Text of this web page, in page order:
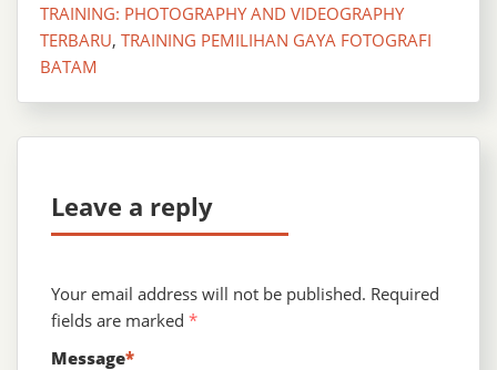
TRAINING: PHOTOGRAPHY AND VIDEOGRAPHY
TERBARU, TRAINING PEMILIHAN GAYA FOTOGRAFI
BATAM
Leave a reply
Your email address will not be published. Required
fields are marked *
Message*